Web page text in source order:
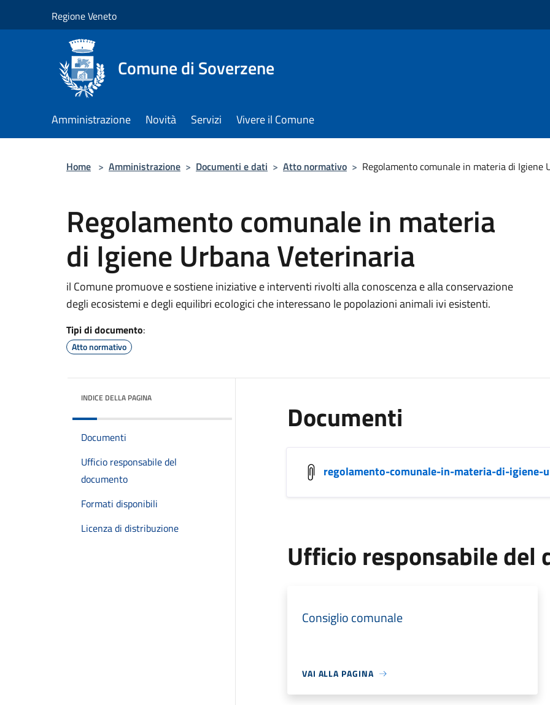
Regione Veneto
Comune di Soverzene
Amministrazione Novità Servizi Vivere il Comune
Home > Amministrazione > Documenti e dati > Atto normativo > Regolamento comunale in materia di Igiene
Regolamento comunale in materia
di Igiene Urbana Veterinaria
il Comune promuove e sostiene iniziative e interventi rivolti alla conoscenza e alla conservazione
degli ecosistemi e degli equilibri ecologici che interessano le popolazioni animali ivi esistenti.
Tipi di documento:
Atto normativo
INDICE DELLA PAGINA
Documenti
Ufficio responsabile del
documento
Formati disponibili
Licenza di distribuzione
Documenti
regolamento-comunale-in-materia-di-igiene-
Ufficio responsabile del
Consiglio comunale
VAI ALLA PAGINA